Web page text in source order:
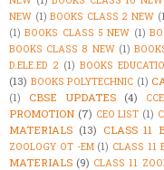
NEW (1) BOOKS CLASS 2 NEW
(1) BOOKS CLASS 5 NEW (1)
BOOKS CLASS 8 NEW (1)
D.ELE.ED 2 (1) BOOKS
(13) BOOKS POLYTECHNIC (1)
(1)
CBSE UPDATES (4)
PROMOTION (7) CEO LIST (1)
MATERIALS (13) CLASS 11
ZOOLOGY OT -EM (1) CLASS 11
MATERIALS (9) CLASS 11